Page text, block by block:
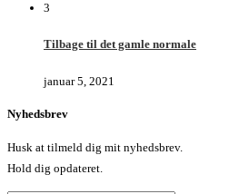
3
Tilbage til det gamle normale
januar 5, 2021
Nyhedsbrev
Husk at tilmeld dig mit nyhedsbrev.
Hold dig opdateret.